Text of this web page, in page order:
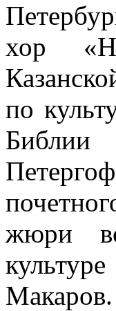
хор
по
Библии
жюри
Макаров.